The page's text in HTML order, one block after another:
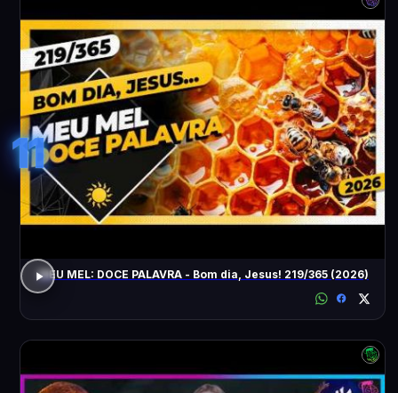
11
MEU MEL: DOCE PALAVRA - Bom dia, Jesus! 219/365 (2026)